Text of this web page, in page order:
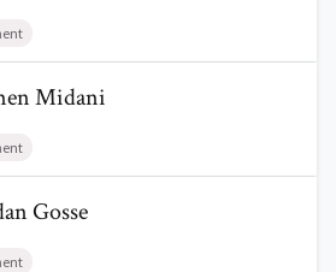
Midani
Midani
Gosse
Gosse